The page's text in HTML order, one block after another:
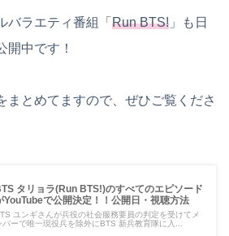
バラエティ番組「 Run BTS! 」も日
開中です！
まとめてますので、ぜひご覧くださ
タリョラ(Run BTS!)のすべてのエピソード
YouTubeで公開決定！！公開日・視聴方法
ユンギさんが兵役の社会服務要員の判定を受けてメ
バーで唯一現役兵を除外にBTS 新兵教育隊に入...